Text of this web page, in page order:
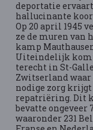
deportatie
hallucinante
Op 20 april 1945
ze de muren van
kamp
Uiteindelijk
terecht in St-
Zwitserland waar
nodige zorg krijgt
repatriëring. Dit
bevatte ongeveer
waaronder 231